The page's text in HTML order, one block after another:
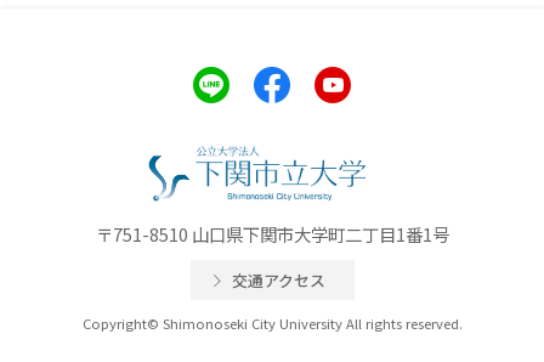
〒751-8510 山口県下関市大学町二丁目1番1号
交通アクセス
Copyright© Shimonoseki City University All rights reserved.